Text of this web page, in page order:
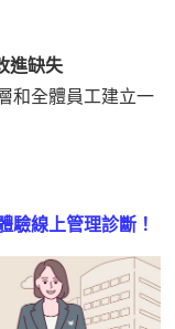
進缺失
和全體員工建立一
驗線上管理診斷 ！